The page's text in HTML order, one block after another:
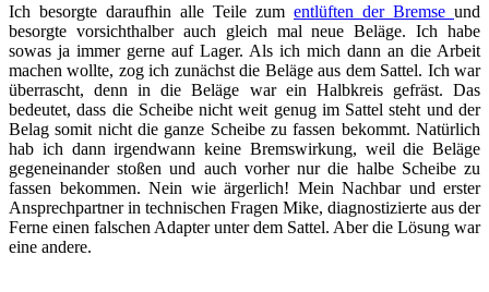
Ich besorgte daraufhin alle Teile zum entlüften der Bremse und
besorgte vorsichthalber auch gleich mal neue Beläge. Ich habe
sowas ja immer gerne auf Lager. Als ich mich dann an die Arbeit
machen wollte, zog ich zunächst die Beläge aus dem Sattel. Ich war
überrascht, denn in die Beläge war ein Halbkreis gefräst. Das
bedeutet, dass die Scheibe nicht weit genug im Sattel steht und der
Belag somit nicht die ganze Scheibe zu fassen bekommt. Natürlich
hab ich dann irgendwann keine Bremswirkung, weil die Beläge
gegeneinander stoßen und auch vorher nur die halbe Scheibe zu
fassen bekommen. Nein wie ärgerlich! Mein Nachbar und erster
Ansprechpartner in technischen Fragen Mike, diagnostizierte aus der
Ferne einen falschen Adapter unter dem Sattel. Aber die Lösung war
eine andere.